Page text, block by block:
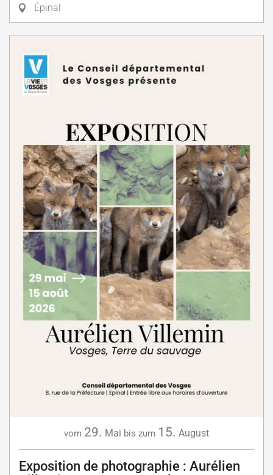
Épinal
vom 29. Mai bis zum 15. August
Exposition de photographie : Aurélien